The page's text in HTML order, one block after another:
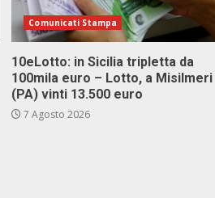
Comunicati Stampa
10eLotto: in Sicilia tripletta da
100mila euro – Lotto, a Misilmeri
(PA) vinti 13.500 euro
7 Agosto 2026